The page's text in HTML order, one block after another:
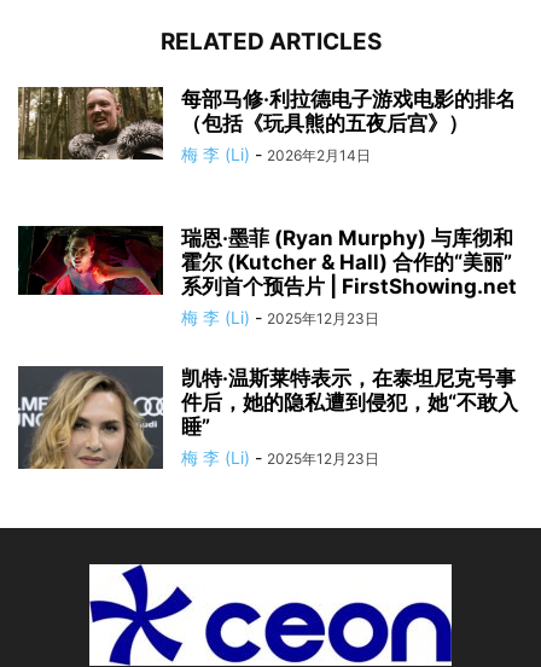
RELATED ARTICLES
每部马修·利拉德电子游戏电影的排名
（包括《玩具熊的五夜后宫》）
梅 李 (Li) - 2026年2月14日
瑞恩·墨菲 (Ryan Murphy) 与库彻和
霍尔 (Kutcher & Hall) 合作的“美丽”
系列首个预告片 | FirstShowing.net
梅 李 (Li) - 2025年12月23日
凯特·温斯莱特表示，在泰坦尼克号事
件后，她的隐私遭到侵犯，她“不敢入
睡”
梅 李 (Li) - 2025年12月23日